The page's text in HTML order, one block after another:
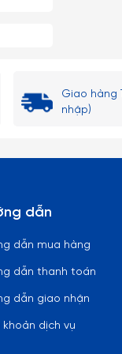
Giao hàng
nhập)
dẫn
dẫn mua hàng
dẫn thanh toán
dẫn giao nhận
dịch vụ